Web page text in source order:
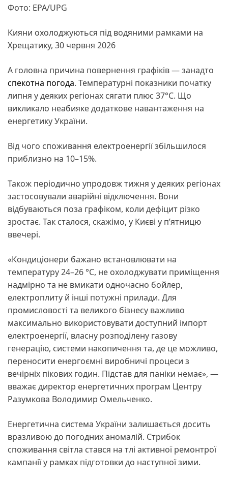
Фото: EPA/UPG
Кияни охолоджуються під водяними рамками на
Хрещатику, 30 червня 2026
А головна причина повернення графіків — занадто
спекотна погода. Температурні показники початку
липня у деяких регіонах сягати плюс 37°C. Що
викликало неабияке додаткове навантаження на
енергетику України.
Від чого споживання електроенергії збільшилося
приблизно на 10–15%.
Також періодично упродовж тижня у деяких регіонах
застосовували аварійні відключення. Вони
відбуваються поза графіком, коли дефіцит різко
зростає. Так сталося, скажімо, у Києві у п’ятницю
ввечері.
«Кондиціонери бажано встановлювати на
температуру 24–26 °C, не охолоджувати приміщення
надмірно та не вмикати одночасно бойлер,
електроплиту й інші потужні прилади. Для
промисловості та великого бізнесу важливо
максимально використовувати доступний імпорт
електроенергії, власну розподілену газову
генерацію, системи накопичення та, де це можливо,
переносити енергоємні виробничі процеси з
вечірніх пікових годин. Підстав для паніки немає», —
вважає директор енергетичних програм Центру
Разумкова Володимир Омельченко.
Енергетична система України залишається досить
вразливою до погодних аномалій. Стрибок
споживання світла стався на тлі активної ремонтрої
кампанії у рамках підготовки до наступної зими.